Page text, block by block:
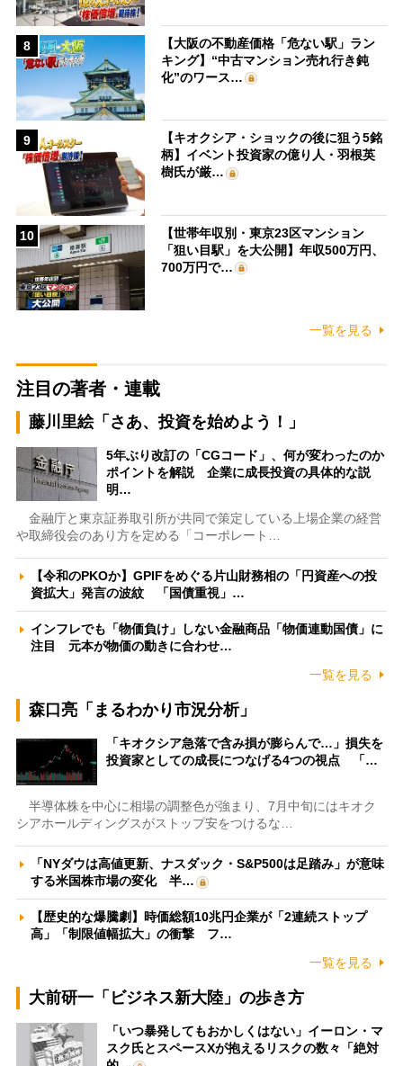
8
【大阪の不動産価格「危ない駅」ラン
キング】“中古マンション売れ行き鈍
化”のワース…
9
【キオクシア・ショックの後に狙う5銘
柄】イベント投資家の億り人・羽根英
樹氏が厳…
10
【世帯年収別・東京23区マンション
「狙い目駅」を大公開】年収500万円、
700万円で…
一覧を見る
注目の著者・連載
藤川里絵「さあ、投資を始めよう！」
5年ぶり改訂の「CGコード」、何が変わったのか
ポイントを解説 企業に成長投資の具体的な説
明…
金融庁と東京証券取引所が共同で策定している上場企業の経営
や取締役会のあり方を定める「コーポレート…
【令和のPKOか】GPIFをめぐる片山財務相の「円資産への投
資拡大」発言の波紋 「国債重視」…
インフレでも「物価負け」しない金融商品「物価連動国債」に
注目 元本が物価の動きに合わせ…
一覧を見る
森口亮「まるわかり市況分析」
「キオクシア急落で含み損が膨らんで…」損失を
投資家としての成長につなげる4つの視点 「…
半導体株を中心に相場の調整色が強まり、7月中旬にはキオク
シアホールディングスがストップ安をつけるな…
「NYダウは高値更新、ナスダック・S&P500は足踏み」が意味
する米国株市場の変化 半…
【歴史的な爆騰劇】時価総額10兆円企業が「2連続ストップ
高」「制限値幅拡大」の衝撃 フ…
一覧を見る
大前研一「ビジネス新大陸」の歩き方
「いつ暴発してもおかしくはない」イーロン・マ
スク氏とスペースXが抱えるリスクの数々「絶対